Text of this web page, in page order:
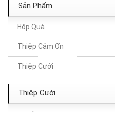
Sản Phẩm
Hộp Quà
Thiệp Cảm Ơn
Thiệp Cưới
Thiệp Cưới
Thiệp Cưới TA097
Thiệp Cưới TA008